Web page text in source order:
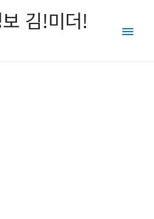
김!미더!
Main